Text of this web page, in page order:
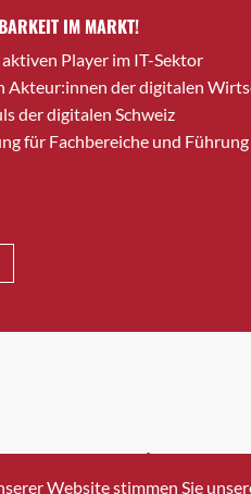
IM MARKT!
Player im IT-Sektor
Akteur:innen der digitalen
der digitalen Schweiz
für Fachbereiche und Führung
+41 43 336
Website stimmen Sie